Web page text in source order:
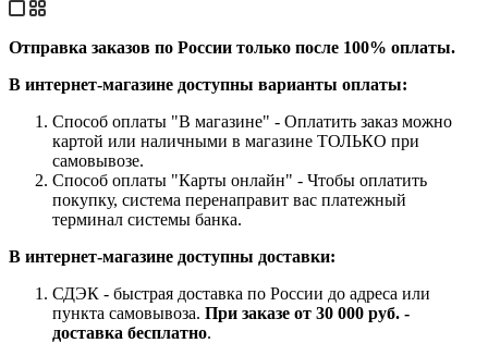
Отправка заказов по России только после 100% оплаты.
В интернет-магазине доступны варианты оплаты:
Способ оплаты "В магазине" - Оплатить заказ можно
картой или наличными в магазине ТОЛЬКО при
самовывозе.
Способ оплаты "Карты онлайн" - Чтобы оплатить
покупку, система перенаправит вас платежный
терминал системы банка.
В интернет-магазине доступны доставки:
СДЭК - быстрая доставка по России до адреса или
пункта самовывоза. При заказе от 30 000 руб. -
доставка бесплатно.